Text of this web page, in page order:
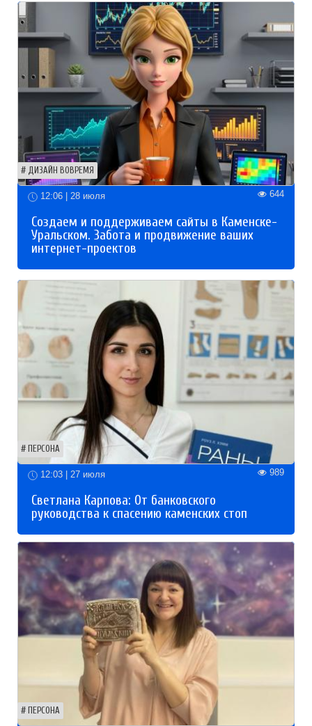
ДИЗАЙН ВОВРЕМЯ
12:06 | 28 июля 644
Создаем и поддерживаем сайты в Каменске-
Уральском. Забота и продвижение ваших
интернет-проектов
ПЕРСОНА
12:03 | 27 июля 989
Светлана Карпова: От банковского
руководства к спасению каменских стоп
ПЕРСОНА